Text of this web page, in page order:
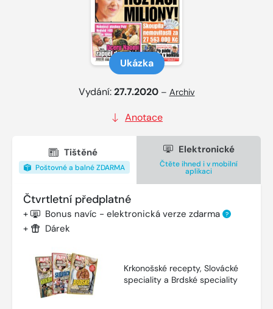
Ukázka
Vydání:27.7.2020 – Archiv
Anotace
Tištěné
Poštovné a balné ZDARMA
Elektronické
Čtěte ihned i v mobilní
aplikaci
Čtvrtletní předplatné
+ Bonus navíc - elektronická verze zdarma ?
+ Dárek
Krkonošské recepty, Slovácké
speciality a Brdské speciality